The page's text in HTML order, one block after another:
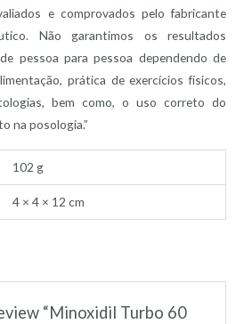
e comprovados pelo fabricante
Não garantimos os resultados
pessoa para pessoa dependendo de
prática de exercícios físicos,
bem como, o uso correto do
na posologia.”
102 g
4 × 4 × 12 cm
“Minoxidil Turbo 60